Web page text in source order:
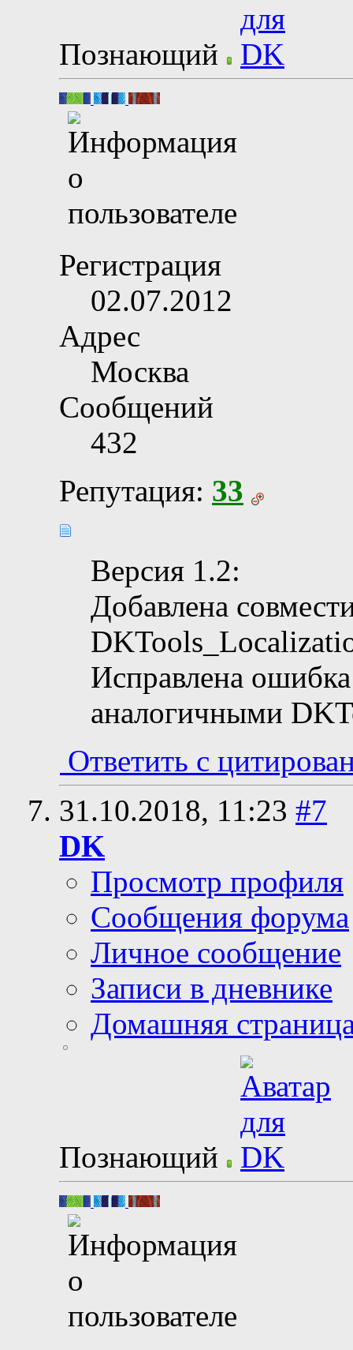
Познающий
Регистрация
02.07.2012
Адрес
Москва
Сообщений
432
Репутация: 33
Версия 1.2:
Добавлена
Исправлена
аналогичными
Ответить с
31.10.2018, 11:23 #7
DK
Просмотр профиля
Сообщения форума
Личное сообщение
Записи в дневнике
Домашняя
Познающий